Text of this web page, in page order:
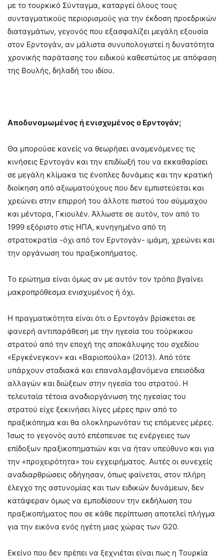
με το τουρκικό Σύνταγμα, καταργεί όλους τους
συνταγματικούς περιορισμούς για την έκδοση προεδρικών
διαταγμάτων, γεγονός που εξασφαλίζει μεγάλη εξουσία
στον Ερντογάν, αν μάλιστα συνυπολογιστεί η δυνατότητα
χρονικής παράτασης του ειδικού καθεστώτος με απόφαση
της Βουλής, δηλαδή του ιδίου.
Αποδυναμωμένος ή ενισχυμένος ο Ερντογάν;
Θα μπορούσε κανείς να θεωρήσει αναμενόμενες τις
κινήσεις Ερντογάν και την επιδίωξή του να εκκαθαρίσει
σε μεγάλη κλίμακα τις ένοπλες δυνάμεις και την κρατική
διοίκηση από αξιωματούχους που δεν εμπιστεύεται και
χρεώνει στην επιρροή του άλλοτε πιστού του σύμμαχου
και μέντορα, Γκιουλέν. Άλλωστε σε αυτόν, τον από το
1999 εξόριστο στις ΗΠΑ, κυνηγημένο από τη
στρατοκρατία -όχι από τον Ερντογάν- ιμάμη, χρεώνει και
την οργάνωση του πραξικοπήματος.
Το ερώτημα είναι όμως αν με αυτόν τον τρόπο βγαίνει
μακροπρόθεσμα ενισχυμένος ή όχι.
Η πραγματικότητα είναι ότι ο Ερντογάν βρίσκεται σε
φανερή αντιπαράθεση με την ηγεσία του τούρκικου
στρατού από την εποχή της αποκάλυψης του σχεδίου
«Εργκένεγκον» και «Βαριοπούλα» (2013). Από τότε
υπάρχουν σταδιακά και επαναλαμβανόμενα επεισόδια
αλλαγών και διώξεων στην ηγεσία του στρατού. Η
τελευταία τέτοια αναδιοργάνωση της ηγεσίας του
στρατού είχε ξεκινήσει λίγες μέρες πριν από το
πραξικόπημα και θα ολοκληρωνόταν τις επόμενες μέρες.
Ίσως το γεγονός αυτό επέσπευσε τις ενέργειες των
επίδοξων πραξικοπηματιών και να ήταν υπεύθυνο και για
την «προχειρότητα» του εγχειρήματος. Αυτές οι συνεχείς
αναδιαρθρώσεις οδήγησαν, όπως φαίνεται, στον πλήρη
έλεγχο της αστυνομίας και των ειδικών δυνάμεων, δεν
κατάφεραν όμως να εμποδίσουν την εκδήλωση του
πραξικοπήματος που σε κάθε περίπτωση αποτελεί πλήγμα
για την εικόνα ενός ηγέτη μιας χώρας των G20.
Εκείνο που δεν πρέπει να ξεχνιέται είναι πως η Τουρκία